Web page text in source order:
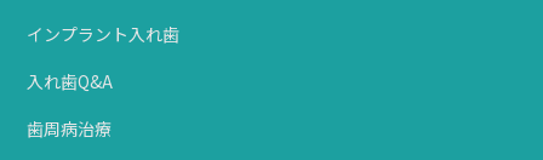
インプラント入れ歯
入れ歯Q&A
歯周病治療